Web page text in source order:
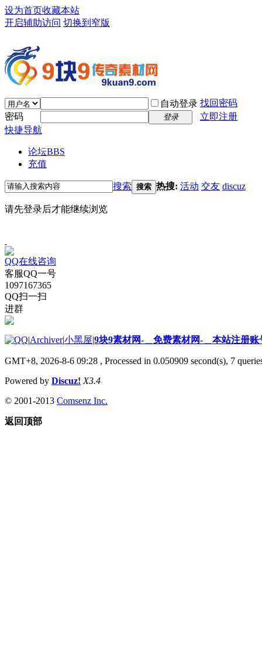
设为首页收藏本站
开启辅助访问 切换到窄版
自动登录 找回密码
密码
登录
立即注册
快捷导航
论坛BBS
充值
搜索 搜索 热搜: 活动 交友 discuz
请先登录后才能继续浏览
QQ在线咨询
客服QQ一号
1097167365
QQ扫一扫
进群
|Archiver|小黑屋|9块9素材网-＿免费素材网-＿本站注册账
GMT+8, 2026-8-6 09:28 , Processed in 0.050909 second(s), 7
Powered by Discuz! X3.4
© 2001-2013 Comsenz Inc.
返回顶部